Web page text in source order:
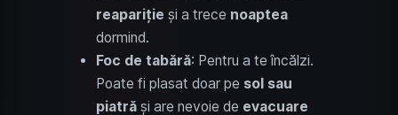
reapariție și a trece noaptea
dormind.
Foc de tabără: Pentru a te încălzi.
Poate fi plasat doar pe sol sau
piatră și are nevoie de evacuare